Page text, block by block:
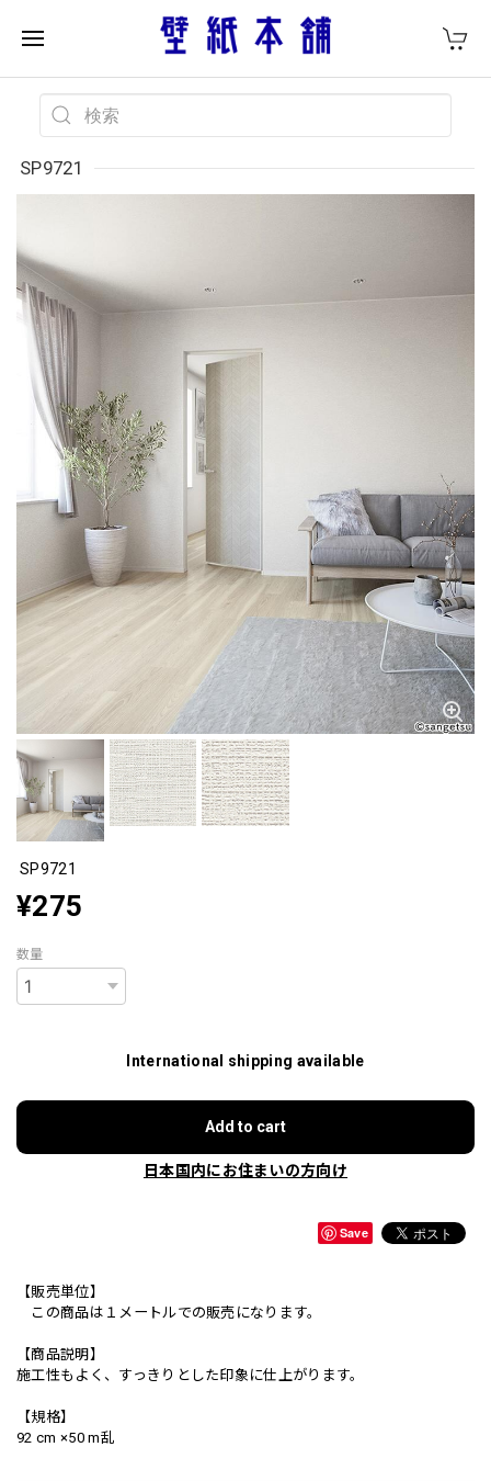
SP9721
SP9721
¥275
数量
International shipping available
Add to cart
日本国内にお住まいの方向け
Save
【販売単位】
この商品は１メートルでの販売になります。
【商品説明】
施工性もよく、すっきりとした印象に仕上がります。
【規格】
92 cm ×50 m乱